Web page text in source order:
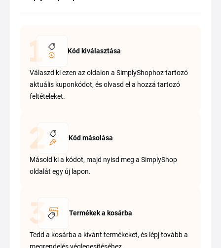
Kód kiválasztása
Válaszd ki ezen az oldalon a SimplyShophoz tartozó
aktuális kuponkódot, és olvasd el a hozzá tartozó
feltételeket.
Kód másolása
Másold ki a kódot, majd nyisd meg a SimplyShop
oldalát egy új lapon.
Termékek a kosárba
Tedd a kosárba a kívánt termékeket, és lépj tovább a